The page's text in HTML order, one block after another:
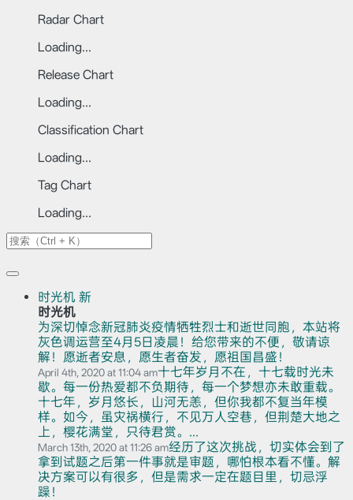
Radar Chart
Loading...
Release Chart
Loading...
Classification Chart
Loading...
Tag Chart
Loading...
时光机 新
时光机
为深切悼念新冠肺炎疫情牺牲烈士和逝世同胞，本站将
灰色调运营至4月5日凌晨！给您带来的不便，敬请谅
解！愿逝者安息，愿生者奋发，愿祖国昌盛！
April 4th, 2020 at 11:04 am十七年岁月不在，十七载时光未
歇。每一份热爱都不负期待，每一个梦想亦未敢重载。
十七年，岁月悠长，山河无恙，但你我都不复当年模
样。如今，虽灾祸横行，不见万人空巷，但荆楚大地之
上，樱花满堂，只待君赏。...
March 13th, 2020 at 11:26 am经历了这次挑战，切实体会到了
拿到试题之后第一件事就是审题，哪怕根本看不懂。解
决方案可以有很多，但是需求一定在题目里，切忌浮
躁！